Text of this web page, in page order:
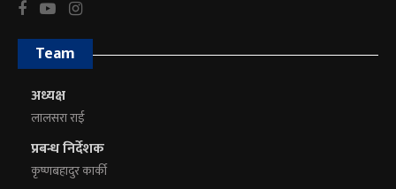
Team
अध्यक्ष
लालसरा राई
प्रबन्ध निर्देशक
कृष्णबहादुर कार्की